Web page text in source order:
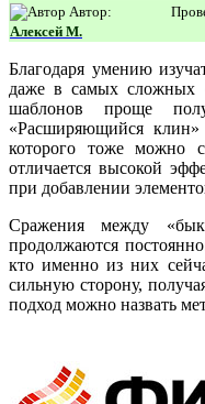
Автор:
Алексей М.
Благодаря умению
даже в самых сложных
шаблонов проще
«Расширяющийся
которого тоже можно
отличается высокой
при добавлении
Сражения между
продолжаются
кто именно из них
сильную сторону,
подход можно назвать